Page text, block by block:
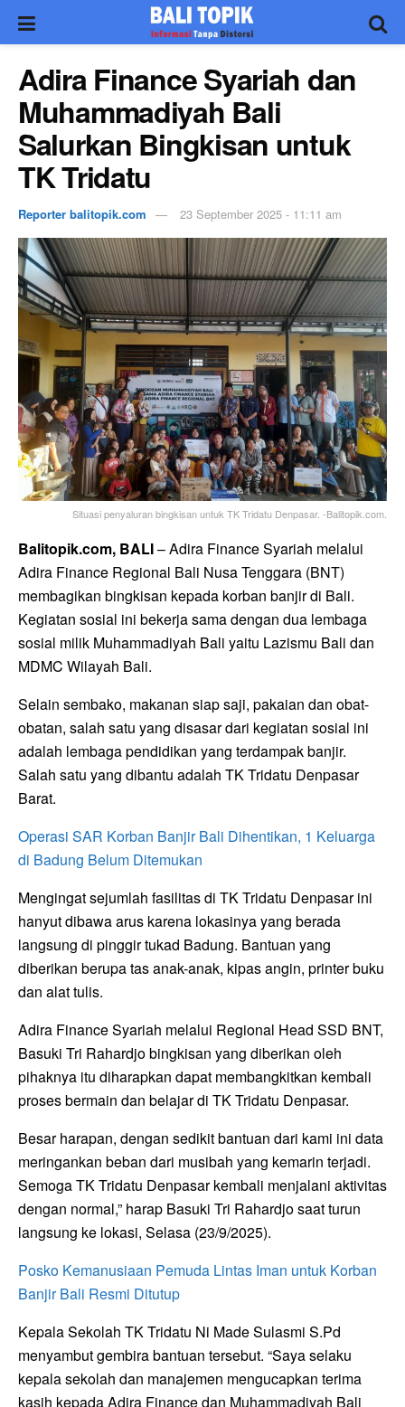
Adira Finance Syariah dan
Muhammadiyah Bali
Salurkan Bingkisan untuk
TK Tridatu
Reporter balitopik.com 23 September 2025 - 11:11 am
Situasi penyaluran bingkisan untuk TK Tridatu Denpasar. -Balitopik.com.
Balitopik.com, BALI– Adira Finance Syariah melalui
Adira Finance Regional Bali Nusa Tenggara (BNT)
membagikan bingkisan kepada korban banjir di Bali.
Kegiatan sosial ini bekerja sama dengan dua lembaga
sosial milik Muhammadiyah Bali yaitu Lazismu Bali dan
MDMC Wilayah Bali.
Selain sembako, makanan siap saji, pakaian dan obat-
obatan, salah satu yang disasar dari kegiatan sosial ini
adalah lembaga pendidikan yang terdampak banjir.
Salah satu yang dibantu adalah TK Tridatu Denpasar
Barat.
Operasi SAR Korban Banjir Bali Dihentikan, 1 Keluarga
di Badung Belum Ditemukan
Mengingat sejumlah fasilitas di TK Tridatu Denpasar ini
hanyut dibawa arus karena lokasinya yang berada
langsung di pinggir tukad Badung. Bantuan yang
diberikan berupa tas anak-anak, kipas angin, printer buku
dan alat tulis.
Adira Finance Syariah melalui Regional Head SSD BNT,
Basuki Tri Rahardjo bingkisan yang diberikan oleh
pihaknya itu diharapkan dapat membangkitkan kembali
proses bermain dan belajar di TK Tridatu Denpasar.
Besar harapan, dengan sedikit bantuan dari kami ini data
meringankan beban dari musibah yang kemarin terjadi.
Semoga TK Tridatu Denpasar kembali menjalani aktivitas
dengan normal,” harap Basuki Tri Rahardjo saat turun
langsung ke lokasi, Selasa (23/9/2025).
Posko Kemanusiaan Pemuda Lintas Iman untuk Korban
Banjir Bali Resmi Ditutup
Kepala Sekolah TK Tridatu Ni Made Sulasmi S.Pd
menyambut gembira bantuan tersebut. “Saya selaku
kepala sekolah dan manajemen mengucapkan terima
kasih kepada Adira Finance dan Muhammadiyah Bali